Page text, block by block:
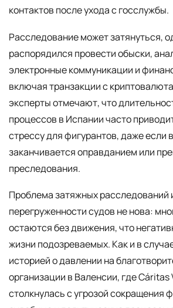
контактов после ухода с госслужбы.
Расследование может затянуться,
распорядился провести обыски,
электронные коммуникации и
включая транзакции с
эксперты отмечают, что
процессов в Испании часто
стрессу для фигурантов, даже если
заканчивается оправданием или
преследования.
Проблема затяжных расследований
перегруженности судов не нова:
остаются без движения, что
жизни подозреваемых. Как и в
историей о давлении на
организации в Валенсии, где Cáritas
столкнулась с угрозой сокращения